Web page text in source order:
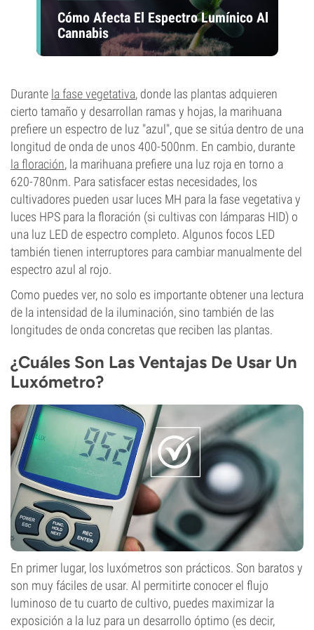
Cómo Afecta El Espectro Lumínico Al
Cannabis
Durante la fase vegetativa, donde las plantas adquieren
cierto tamaño y desarrollan ramas y hojas, la marihuana
prefiere un espectro de luz "azul", que se sitúa dentro de una
longitud de onda de unos 400-500nm. En cambio, durante
la floración, la marihuana prefiere una luz roja en torno a
620-780nm. Para satisfacer estas necesidades, los
cultivadores pueden usar luces MH para la fase vegetativa y
luces HPS para la floración (si cultivas con lámparas HID) o
una luz LED de espectro completo. Algunos focos LED
también tienen interruptores para cambiar manualmente del
espectro azul al rojo.
Como puedes ver, no solo es importante obtener una lectura
de la intensidad de la iluminación, sino también de las
longitudes de onda concretas que reciben las plantas.
¿Cuáles Son Las Ventajas De Usar Un
Luxómetro?
En primer lugar, los luxómetros son prácticos. Son baratos y
son muy fáciles de usar. Al permitirte conocer el flujo
luminoso de tu cuarto de cultivo, puedes maximizar la
exposición a la luz para un desarrollo óptimo (es decir,